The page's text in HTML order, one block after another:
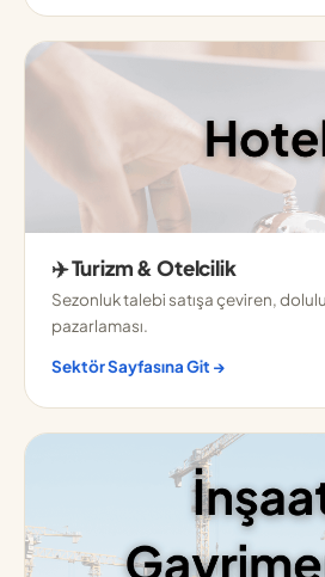
✈️ Turizm & Otelcilik
Sezonluk talebi satışa çeviren,
pazarlaması.
Sektör Sayfasına Git →